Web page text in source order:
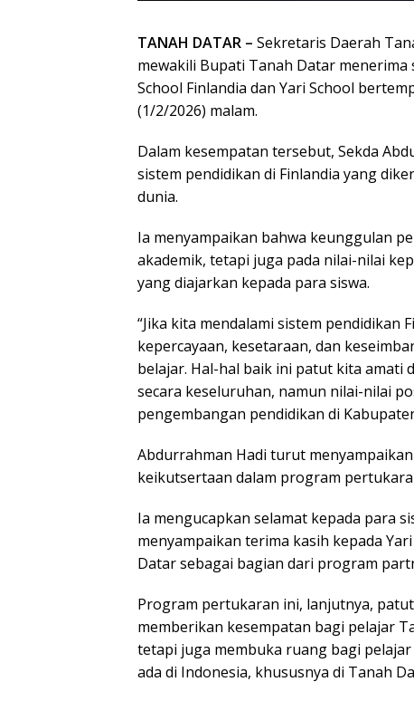
TANAH DATAR – Sekretaris Daerah
mewakili Bupati Tanah Datar
School Finlandia dan Yari School
(1/2/2026) malam.
Dalam kesempatan tersebut, Sekda
sistem pendidikan di Finlandia yang
dunia.
Ia menyampaikan bahwa keunggulan
akademik, tetapi juga pada nilai-nilai
yang diajarkan kepada para siswa.
“Jika kita mendalami sistem pendidikan
kepercayaan, kesetaraan, dan
belajar. Hal-hal baik ini patut kita amati
secara keseluruhan, namun nilai-nilai
pengembangan pendidikan di
Abdurrahman Hadi turut
keikutsertaan dalam program
Ia mengucapkan selamat kepada para
menyampaikan terima kasih kepada
Datar sebagai bagian dari program
Program pertukaran ini, lanjutnya,
memberikan kesempatan bagi pelajar
tetapi juga membuka ruang bagi
ada di Indonesia, khususnya di Tanah